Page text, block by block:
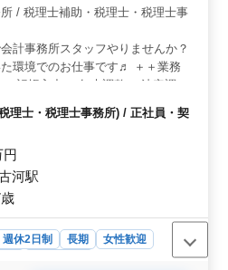
手当＞ 年収260万円〜450万
が提示されています。通勤手
の賞与も魅力で、安定感のある
ご経験者の方のご応募をお待
理士事
計事務所スタッフやりませんか？
環境でのお仕事です♬ ＋＋業務
・記帳入力 ・年末調整 ・法定調書
・税務申告作成 (法人税・消費税・
等 ＋＋特徴＋＋ ・車通勤可能 ・
日 お仕事とプライベート区別つ
ススメの職場です◎ 皆さん是非
さい♪♪
理士・税理士事務所) / 正社員・契
円
河駅
週休2日制 長期
女性歓迎